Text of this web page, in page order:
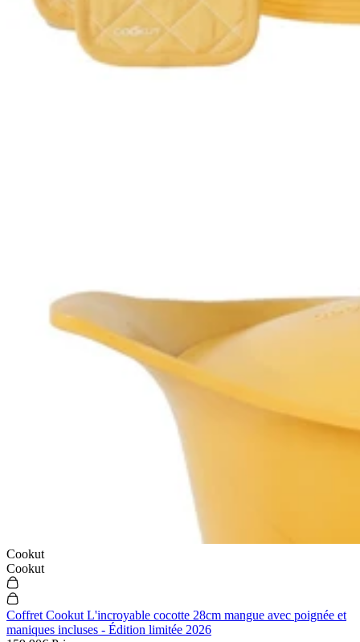
Cookut
Cookut
Coffret Cookut L'incroyable cocotte 28cm mangue avec poignée et
maniques incluses - Édition limitée 2026